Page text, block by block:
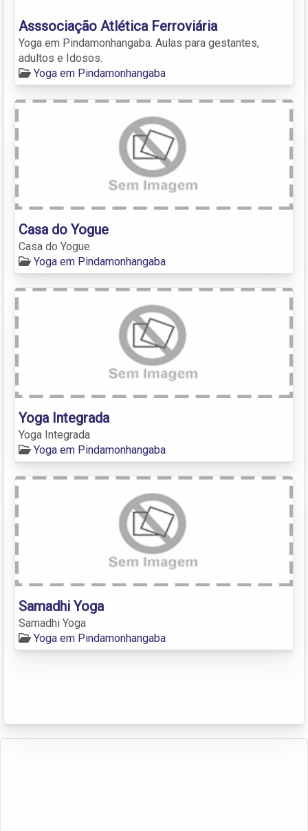
Asssociação Atlética Ferroviária
Yoga em Pindamonhangaba. Aulas para gestantes,
adultos e Idosos.
Yoga em Pindamonhangaba
Casa do Yogue
Casa do Yogue
Yoga em Pindamonhangaba
Yoga Integrada
Yoga Integrada
Yoga em Pindamonhangaba
Samadhi Yoga
Samadhi Yoga
Yoga em Pindamonhangaba